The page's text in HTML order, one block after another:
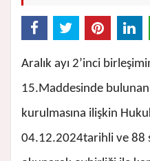
Aralık ayı 2’inci
15.Maddesinde
kurulmasına ilişkin
04.12.2024tarihli ve 88